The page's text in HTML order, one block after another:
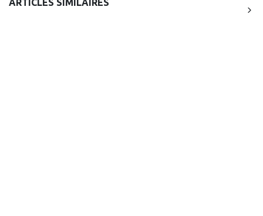
ARTICLES SIMILAIRES